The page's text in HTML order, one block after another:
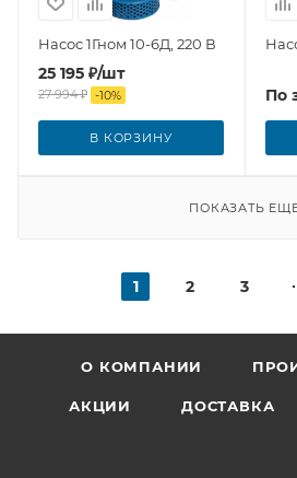
Насос 1Гном 10-6Д, 220 В
25 195 ₽/шт
27 994₽ -10%
В КОРЗИНУ
По
ПОКАЗАТЬ
1 2 3
О КОМПАНИИ
АКЦИИ ДОСТАВКА